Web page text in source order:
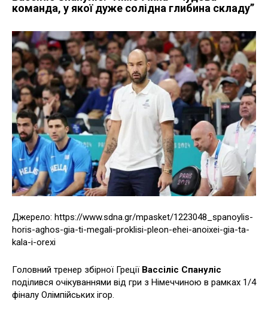
команда, у якої дуже солідна глибина складу”
Джерело: https://www.sdna.gr/mpasket/1223048_spanoylis-
horis-aghos-gia-ti-megali-proklisi-pleon-ehei-anoixei-gia-ta-
kala-i-orexi
Головний тренер збірної Греції Вассіліс Спануліс
поділився очікуваннями від гри з Німеччиною в рамках 1/4
фіналу Олімпійських ігор.